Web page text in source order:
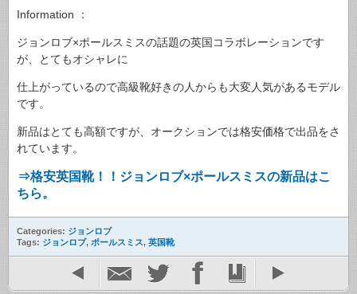
Information ：
ジョンロブ×ポールスミスの話題の英国コラボレーションです
が、とてもオシャレに
仕上がっているので高級靴好きの人からも大変人気があるモデル
です。
新品はとても高額ですが、オークションでは格安価格で出品をさ
れています。
⇒格安英国靴！！ジョンロブ×ポールスミスの新品はこ
ちら。
Categories: ジョンロブ
Tags: ジョンロブ, ポールスミス, 英国靴